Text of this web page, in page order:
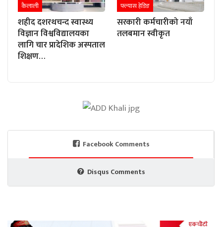
कैलाली
शहीद दशरथचन्द स्वास्थ्य
विज्ञान विश्वविद्यालयका
लागि चार प्रादेशिक अस्पताल
शिक्षण…
फ्ल्यास हेडिङ
सरकारी कर्मचारीको नयाँ
तलबमान स्वीकृत
Facebook Comments
Disqus Comments